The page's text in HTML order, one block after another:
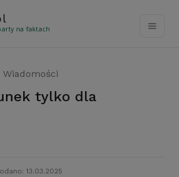
na faktach
Wiadomości
13.03.2025